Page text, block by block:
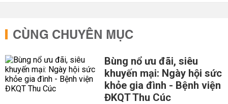
CÙNG CHUYÊN MỤC
Bùng nổ ưu đãi, siêu
khuyến mại: Ngày hội sức
khỏe gia đình - Bệnh viện
ĐKQT Thu Cúc